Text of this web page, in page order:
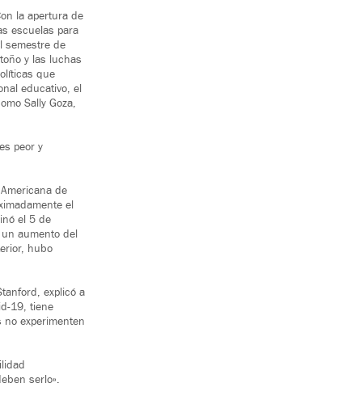
la apertura de
escuelas para
semestre de
y las luchas
que
educativo, el
Sally Goza,
peor y
de
el
el 5 de
aumento del
hubo
explicó a
19, tiene
experimenten
serlo».